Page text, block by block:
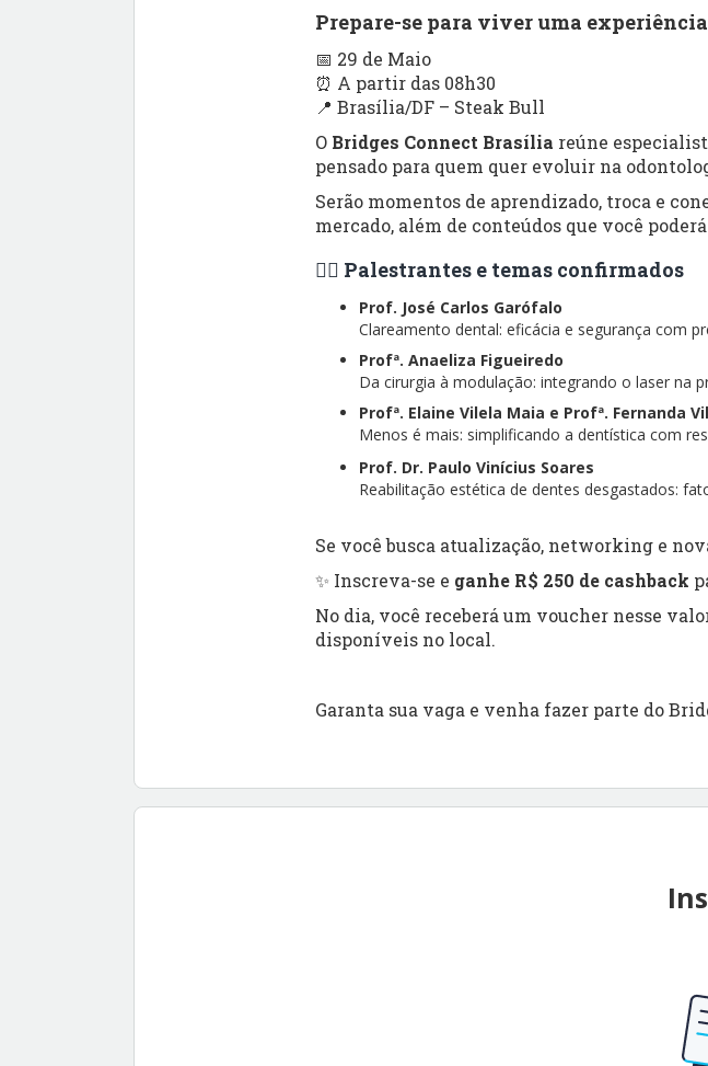
Prepare-se para viver uma
📅 29 de Maio
⏰ A partir das 08h30
📍 Brasília/DF – Steak Bull
O Bridges Connect Brasília reúne
pensado para quem quer evoluir na
Serão momentos de aprendizado, troca e
mercado, além de conteúdos que você
👨‍⚕️ Palestrantes e temas confirmados
Prof. José Carlos Garófalo
Clareamento dental: eficácia e segurança com
Profª. Anaeliza Figueiredo
Da cirurgia à modulação: integrando o laser na
Profª. Elaine Vilela Maia e Profª. Fernanda
Menos é mais: simplificando a dentística com
Prof. Dr. Paulo Vinícius Soares
Reabilitação estética de dentes desgastados:
Se você busca atualização, networking e
✨ Inscreva-se e ganhe R$ 250 de cashback
No dia, você receberá um voucher nesse
disponíveis no local.
Garanta sua vaga e venha fazer parte do